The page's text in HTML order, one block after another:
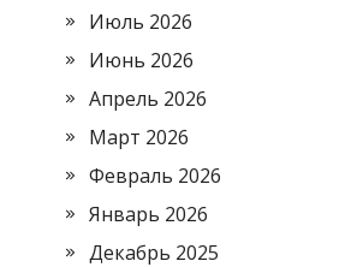
Июль 2026
Июнь 2026
Апрель 2026
Март 2026
Февраль 2026
Январь 2026
Декабрь 2025